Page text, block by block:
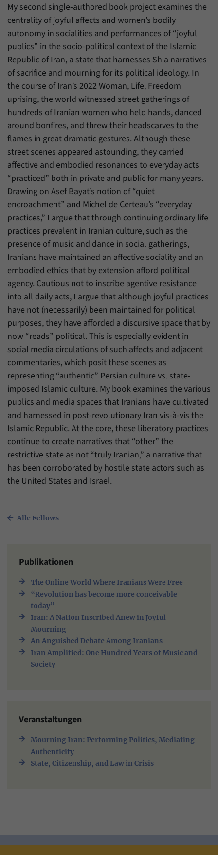
My second single-authored book project examines the
centrality of joyful affects and women’s bodily
autonomy in socialities and performances of “joyful
publics” in the socio-political context of the Islamic
Republic of Iran, a state that harnesses Shia narratives
of sacrifice and mourning for its political ideology. In
the course of Iran’s 2022 Woman, Life, Freedom
uprising, the world witnessed street gatherings of
hundreds of Iranian women who held hands, danced
around bonfires, and threw their headscarves to the
flames in great dramatic gestures. Although these
street scenes appeared astounding, they carried
affective and embodied resonances to everyday acts
“practiced” both in private and public for many years.
Drawing on Asef Bayat’s notion of “quiet
encroachment” and Michel de Certeau’s “everyday
practices,” I argue that through continuing ordinary life
practices prevalent in Iranian culture, such as the
presence of music and dance in social gatherings,
Iranians have maintained an affective sociality and an
embodied ethics that by extension afford political
agency. Cautious not to inscribe agentive resistance
into all daily acts, I argue that although joyful practices
have not (necessarily) been maintained for political
purposes, they have afforded a discursive space that by
now “reads” political. This is especially evident in
social media circulations of such affects and adjacent
commentaries, which posit these scenes as
representing “authentic” Persian culture vs. state-
imposed Islamic culture. My book examines the various
publics and media spaces that Iranians have cultivated
and harnessed in post-revolutionary Iran vis-à-vis the
Islamic Republic. At the core, these liberatory practices
continue to create narratives that “other” the
restrictive state as not “truly Iranian,” a narrative that
has been corroborated by hostile state actors such as
the United States and Israel.
Alle Fellows
Publikationen
The Online World Where Iranians Were Free
“Revolution has become more conceivable
today”
Iran: A Nation Inscribed Anew in Joyful
Mourning
An Anguished Debate Among Iranians
Iran Amplified: One Hundred Years of Music and
Society
Veranstaltungen
Mourning Iran: Performing Politics, Mediating
Authenticity
State, Citizenship, and Law in Crisis